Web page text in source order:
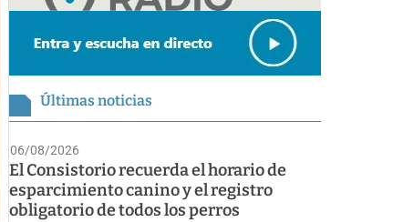
Últimas noticias
06/08/2026
El Consistorio recuerda el horario de
esparcimiento canino y el registro
obligatorio de todos los perros